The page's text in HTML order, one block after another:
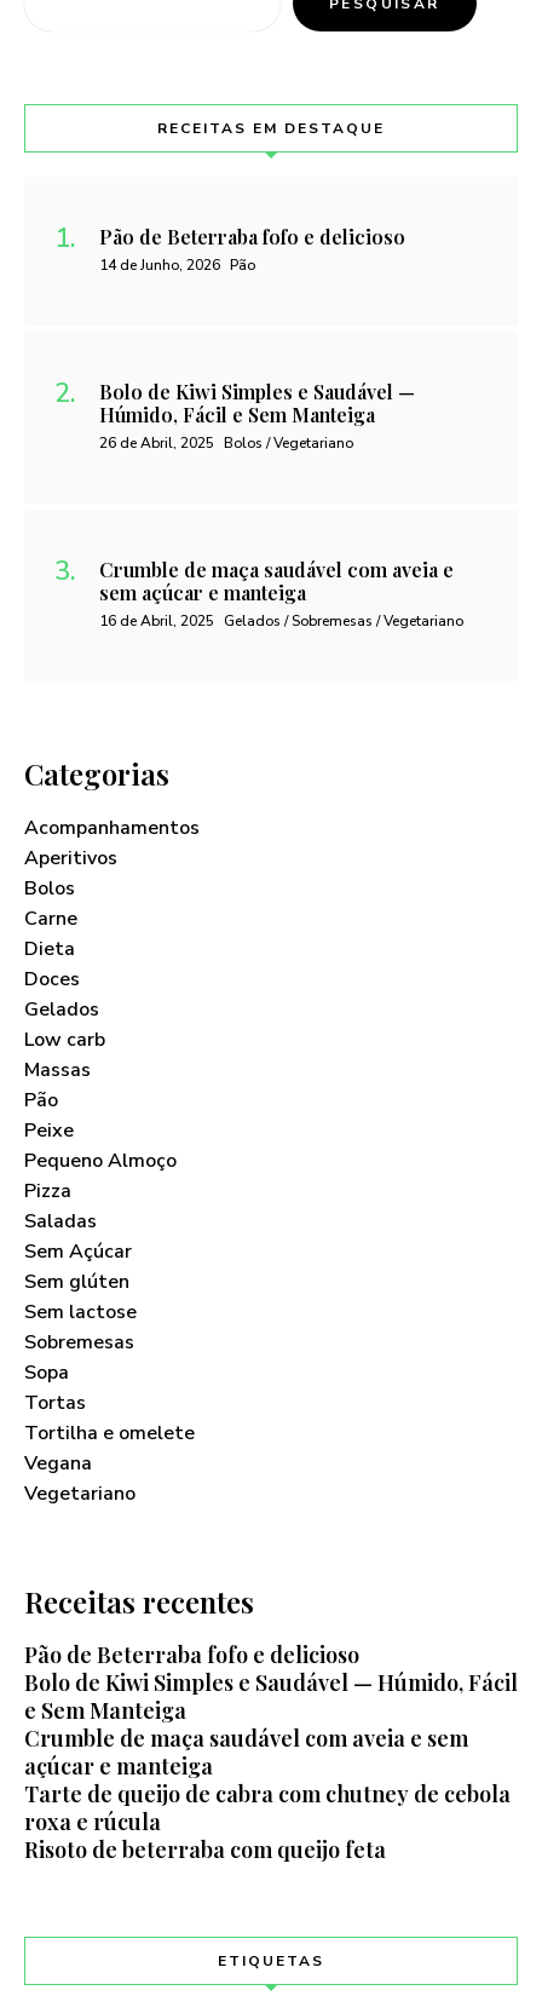
RECEITAS EM DESTAQUE
Pão de Beterraba fofo e delicioso
14 de Junho, 2026 Pão
Bolo de Kiwi Simples e Saudável —
Húmido, Fácil e Sem Manteiga
26 de Abril, 2025 Bolos / Vegetariano
Crumble de maça saudável com aveia e
sem açúcar e manteiga
16 de Abril, 2025 Gelados / Sobremesas / Vegetariano
Categorias
Acompanhamentos
Aperitivos
Bolos
Carne
Dieta
Doces
Gelados
Low carb
Massas
Pão
Peixe
Pequeno Almoço
Pizza
Saladas
Sem Açúcar
Sem glúten
Sem lactose
Sobremesas
Sopa
Tortas
Tortilha e omelete
Vegana
Vegetariano
Receitas recentes
Pão de Beterraba fofo e delicioso
Bolo de Kiwi Simples e Saudável — Húmido, Fácil
e Sem Manteiga
Crumble de maça saudável com aveia e sem
açúcar e manteiga
Tarte de queijo de cabra com chutney de cebola
roxa e rúcula
Risoto de beterraba com queijo feta
ETIQUETAS